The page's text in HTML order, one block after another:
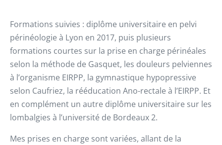
Formations suivies : diplôme universitaire en pelvi
périnéologie à Lyon en 2017, puis plusieurs
formations courtes sur la prise en charge périnéales
selon la méthode de Gasquet, les douleurs pelviennes
à l’organisme EIRPP, la gymnastique hypopressive
selon Caufriez, la rééducation Ano-rectale à l’EIRPP. Et
en complément un autre diplôme universitaire sur les
lombalgies à l’université de Bordeaux 2.
Mes prises en charge sont variées, allant de la